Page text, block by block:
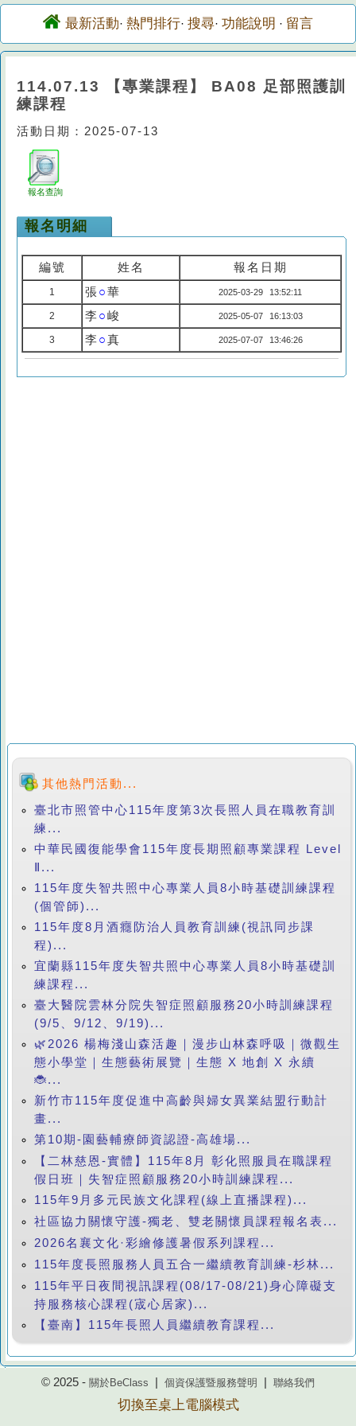
最新活動· 熱門排行· 搜尋· 功能說明 · 留言
114.07.13 【專業課程】 BA08 足部照護訓
練課程
活動日期：2025-07-13
報名查詢
報名明細
編號 姓名 報名日期
1 張○華 2025-03-29 13:52:11
2 李○峻 2025-05-07 16:13:03
3 李○真 2025-07-07 13:46:26
其他熱門活動...
臺北市照管中心115年度第3次長照人員在職教育訓
練...
中華民國復能學會115年度長期照顧專業課程 Level
Ⅱ...
115年度失智共照中心專業人員8小時基礎訓練課程
(個管師)...
115年度8月酒癮防治人員教育訓練(視訊同步課
程)...
宜蘭縣115年度失智共照中心專業人員8小時基礎訓
練課程...
臺大醫院雲林分院失智症照顧服務20小時訓練課程
(9/5、9/12、9/19)...
🌿2026 楊梅淺山森活趣｜漫步山林森呼吸｜微觀生
態小學堂｜生態藝術展覽｜生態 X 地創 X 永續
🐞...
新竹市115年度促進中高齡與婦女異業結盟行動計
畫...
第10期-園藝輔療師資認證-高雄場...
【二林慈恩-實體】115年8月 彰化照服員在職課程
假日班｜失智症照顧服務20小時訓練課程...
115年9月多元民族文化課程(線上直播課程)...
社區協力關懷守護-獨老、雙老關懷員課程報名表...
2026名襄文化·彩繪修護暑假系列課程...
115年度長照服務人員五合一繼續教育訓練-杉林...
115年平日夜間視訊課程(08/17-08/21)身心障礙支
持服務核心課程(宬心居家)...
【臺南】115年長照人員繼續教育課程...
© 2025 - 關於BeClass 個資保護暨服務聲明 聯絡我們
切換至桌上電腦模式